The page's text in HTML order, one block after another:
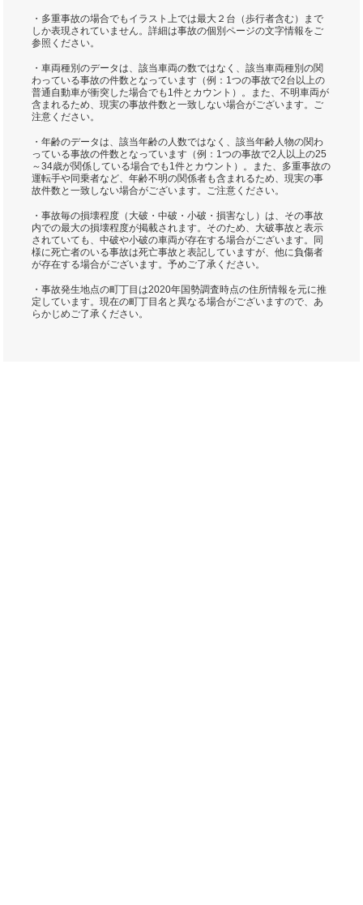
・多重事故の場合でもイラスト上では最大２台（歩行者含む）まで
しか表現されていません。詳細は事故の個別ページの文字情報をご
参照ください。
・車両種別のデータは、該当車両の数ではなく、該当車両種別の関
わっている事故の件数となっています（例：1つの事故で2台以上の
普通自動車が衝突した場合でも1件とカウント）。また、不明車両が
含まれるため、現実の事故件数と一致しない場合がございます。ご
注意ください。
・年齢のデータは、該当年齢の人数ではなく、該当年齢人物の関わ
っている事故の件数となっています（例：1つの事故で2人以上の25
～34歳が関係している場合でも1件とカウント）。また、多重事故の
運転手や同乗者など、年齢不明の関係者も含まれるため、現実の事
故件数と一致しない場合がございます。ご注意ください。
・事故毎の損壊程度（大破・中破・小破・損害なし）は、その事故
内での最大の損壊程度が掲載されます。そのため、大破事故と表示
されていても、中破や小破の車両が存在する場合がございます。同
様に死亡者のいる事故は死亡事故と表記していますが、他に負傷者
が存在する場合がございます。予めご了承ください。
・事故発生地点の町丁目は2020年国勢調査時点の住所情報を元に推
定しています。現在の町丁目名と異なる場合がございますので、あ
らかじめご了承ください。